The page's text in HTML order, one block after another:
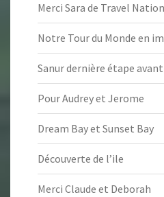
Merci Sara de Travel Nation
Notre Tour du Monde en
Sanur dernière étape
Pour Audrey et Jerome
Dream Bay et Sunset Bay
Découverte de l’ile
Merci Claude et Deborah